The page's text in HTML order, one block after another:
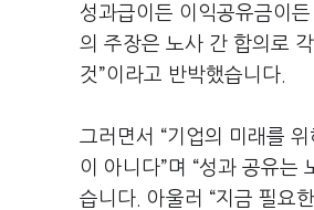
성과급이든 이익공유금이
의 주장은 노사 간 합의로
것”이라고 반박했습니다
그러면서 “기업의 미래를
이 아니다”며 “성과 공유는
습니다
아울러 “지금 필요